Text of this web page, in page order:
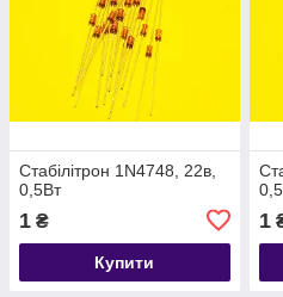
Стабілітрон 1N4748, 22в,
0,5Вт
1 ₴
Купити
1